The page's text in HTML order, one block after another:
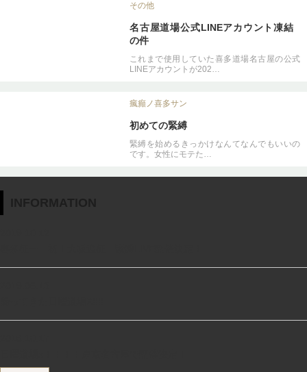
その他
名古屋道場公式LINEアカウント凍結
の件
これまで使用していた喜多道場名古屋の公式
LINEアカウントが202…
瘋癲ノ喜多サン
初めての緊縛
緊縛を始めるきっかけなんてなんでもいいの
です。女性にモテた…